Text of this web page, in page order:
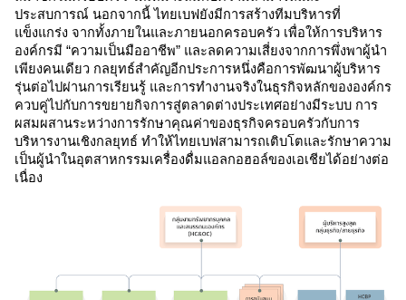
ประสบการณ์ นอกจากนี้ ไทยเบฟยังมีการสร้างทีมบริหารที่
แข็งแกร่ง จากทั้งภายในและภายนอกครอบครัว เพื่อให้การบริหาร
องค์กรมี “ความเป็นมืออาชีพ” และลดความเสี่ยงจากการพึ่งพาผู้นำ
เพียงคนเดียว กลยุทธ์สำคัญอีกประการหนึ่งคือการพัฒนาผู้บริหาร
รุ่นต่อไปผ่านการเรียนรู้ และการทำงานจริงในธุรกิจหลักขององค์กร
ควบคู่ไปกับการขยายกิจการสู่ตลาดต่างประเทศอย่างมีระบบ การ
ผสมผสานระหว่างการรักษาคุณค่าของธุรกิจครอบครัวกับการ
บริหารงานเชิงกลยุทธ์ ทำให้ไทยเบฟสามารถเติบโตและรักษาความ
เป็นผู้นำในอุตสาหกรรมเครื่องดื่มแอลกอฮอล์ของเอเชียได้อย่างต่อ
เนื่อง